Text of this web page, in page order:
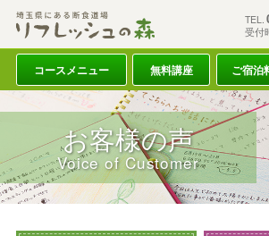
TEL.
受付
コースメニュー 無料講座 ご宿泊
お客様の声
Voice of Customer